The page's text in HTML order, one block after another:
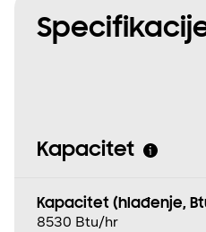
Kapacitet
Kapacitet (hlađenje,
8530 Btu/hr